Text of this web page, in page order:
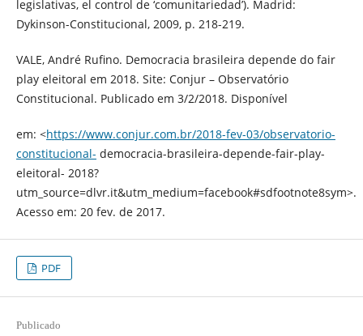
legislativas, el control de ‘comunitariedad’). Madrid:
Dykinson-Constitucional, 2009, p. 218-219.
VALE, André Rufino. Democracia brasileira depende do fair
play eleitoral em 2018. Site: Conjur – Observatório
Constitucional. Publicado em 3/2/2018. Disponível
em: <https://www.conjur.com.br/2018-fev-03/observatorio-
constitucional- democracia-brasileira-depende-fair-play-
eleitoral- 2018?
utm_source=dlvr.it&utm_medium=facebook#sdfootnote8sym>.
Acesso em: 20 fev. de 2017.
PDF
Publicado